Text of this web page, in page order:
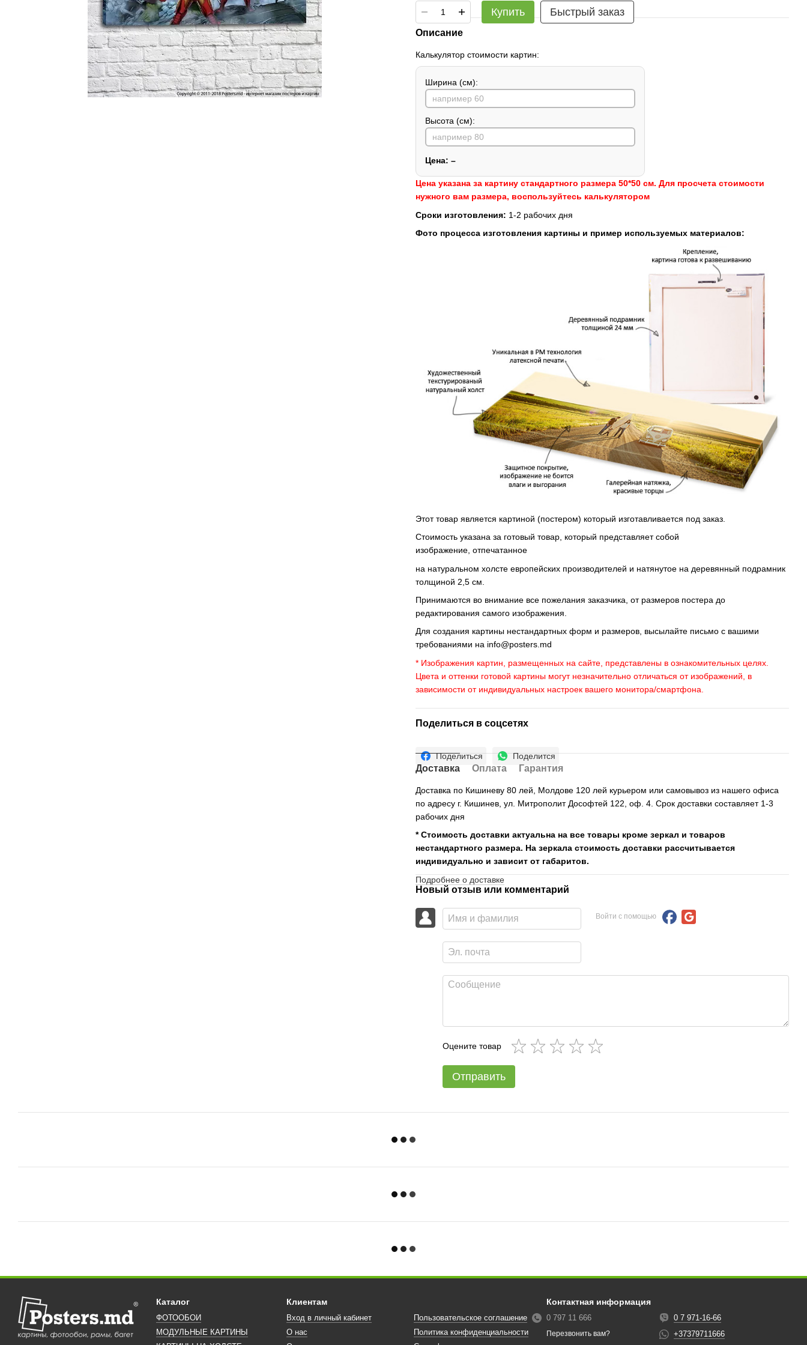
Купить Быстрый заказ
Описание
Калькулятор стоимости картин:
Ширина (см):
Высота (см):
Цена: –
Цена указана за картину стандартного размера 50*50 см. Для просчета стоимости
нужного вам размера, воспользуйтесь калькулятором
Сроки изготовления: 1-2 рабочих дня
Фото процесса изготовления картины и пример используемых материалов:
Этот товар является картиной (постером) который изготавливается под заказ.
Стоимость указана за готовый товар, который представляет собой
изображение, отпечатанное
на натуральном холсте европейских производителей и натянутое на деревянный подрамник
толщиной 2,5 см.
Принимаются во внимание все пожелания заказчика, от размеров постера до
редактирования самого изображения.
Для создания картины нестандартных форм и размеров, высылайте письмо c вашими
требованиями на info@posters.md
* Изображения картин, размещенных на сайте, представлены в ознакомительных целях.
Цвета и оттенки готовой картины могут незначительно отличаться от изображений, в
зависимости от индивидуальных настроек вашего монитора/смартфона.
Поделиться в соцсетях
Поделиться Поделится
Доставка Оплата Гарантия
Доставка по Кишиневу 80 лей, Молдове 120 лей курьером или самовывоз из нашего офиса
по адресу г. Кишинев, ул. Митрополит Дософтей 122, оф. 4. Срок доставки составляет 1-3
рабочих дня
* Стоимость доставки актуальна на все товары кроме зеркал и товаров
нестандартного размера. На зеркала стоимость доставки рассчитывается
индивидуально и зависит от габаритов.
Подробнее о доставке
Новый отзыв или комментарий
Войти с помощью
Оцените товар
Отправить
Каталог
ФОТООБОИ
МОДУЛЬНЫЕ КАРТИНЫ
Клиентам
Вход в личный кабинет
О нас
Пользовательское соглашение
Политика конфиденциальности
Контактная информация
0 797 11 666
Перезвонить вам?
0 7 971-16-66
+37379711666